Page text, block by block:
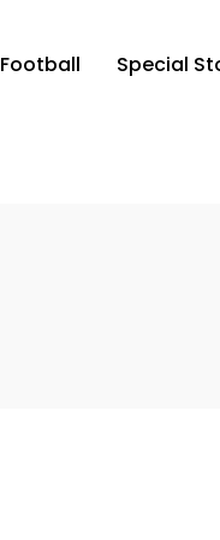
Football Special